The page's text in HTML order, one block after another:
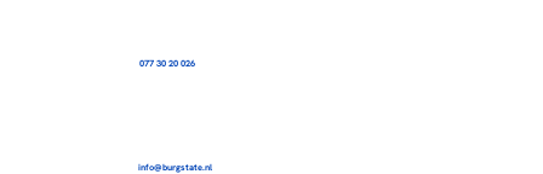
077 30 20 026
info@burgstate.nl